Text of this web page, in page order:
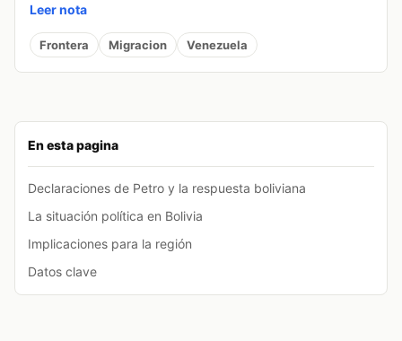
En esta pagina
Declaraciones de Petro y la respuesta boliviana
La situación política en Bolivia
Implicaciones para la región
Datos clave
Leer nota
Frontera Migracion Venezuela